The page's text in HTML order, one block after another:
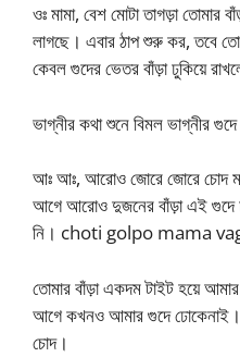
ওঃ মামা, বেশ মোটা তাগড়া তোমার
লাগছে। এবার ঠাপ শুরু কর, তবে
কেবল গুদের ভেতর বাঁড়া ঢুকিয়ে
ভাগ্নীর কথা শুনে বিমল ভাগ্নীর
আঃ আঃ, আরোও জোরে জোরে চোদ
আগে আরোও দুজনের বাঁড়া এই
নি। choti golpo mama
তোমার বাঁড়া একদম টাইট হয়ে
আগে কখনও আমার গুদে ঢোকেনাই।
চোদ।